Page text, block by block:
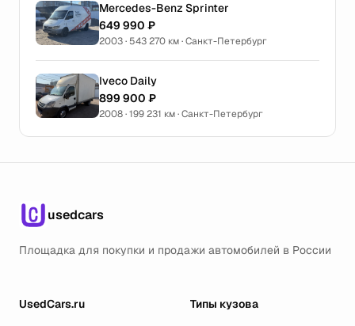
Mercedes-Benz Sprinter
649 990 ₽
2003 · 543 270 км · Санкт-Петербург
Iveco Daily
899 900 ₽
2008 · 199 231 км · Санкт-Петербург
usedcars
Площадка для покупки и продажи автомобилей в России
UsedCars.ru Типы кузова